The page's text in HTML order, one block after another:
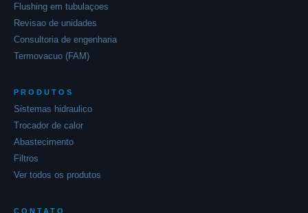
Flushing em tubulaçoes
Revisao de unidades
Consultoria de engenharia
Termovacuo (FAM)
PRODUTOS
Sistemas hidraulico
Trocador de calor
Abastecimento
Filtros
Ver todos os produtos
CONTATO